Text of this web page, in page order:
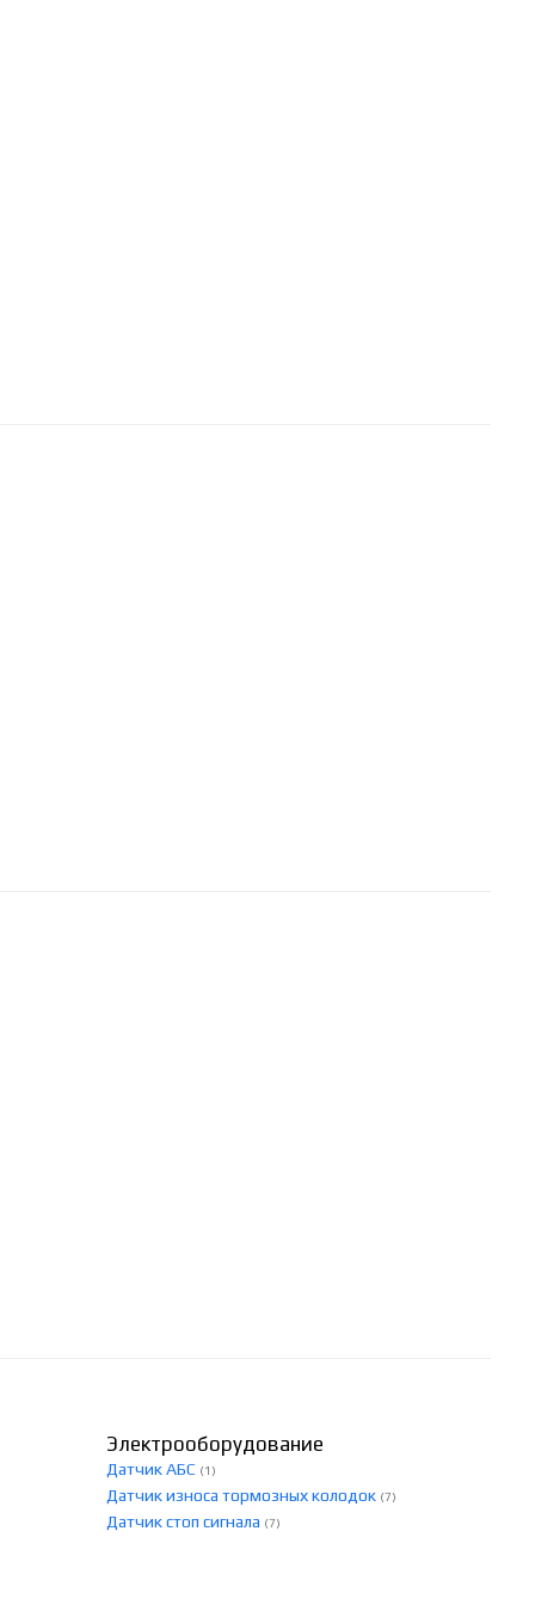
Электрооборудование
Датчик АБС (1)
Датчик износа тормозных колодок (7)
Датчик стоп сигнала (7)